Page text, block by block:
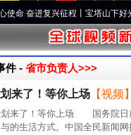
复兴征程丨宝塔山下好光景..·[
件 - 省市负责人>>>
来了！等你上场 【视频】
来了！等你上场 国务院日
的生活方式。中国全民新闻